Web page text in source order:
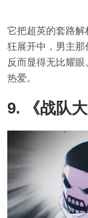
它把超英的套路
狂展开中，男主那
反而显得无比耀
热爱。
9. 《战队大